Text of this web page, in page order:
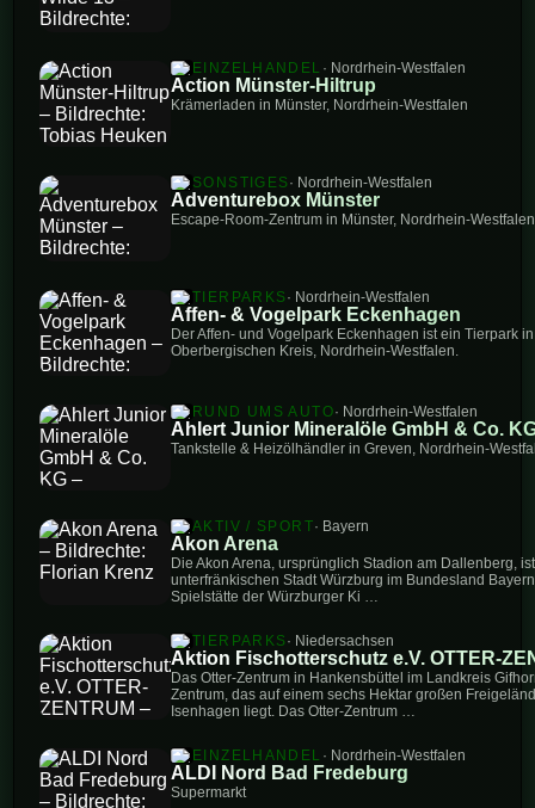
EINZELHANDEL · Nordrhein-Westfalen
Action Münster-Hiltrup
Krämerladen in Münster, Nordrhein-Westfalen
SONSTIGES· Nordrhein-Westfalen
Adventurebox Münster
Escape-Room-Zentrum in Münster, Nordrhein-Westfalen
TIERPARKS· Nordrhein-Westfalen
Affen- & Vogelpark Eckenhagen
Der Affen- und Vogelpark Eckenhagen ist ein Tierpark
Oberbergischen Kreis, Nordrhein-Westfalen.
RUND UMS AUTO· Nordrhein-Westfalen
Ahlert Junior Mineralöle GmbH & Co.
Tankstelle & Heizölhändler in Greven, Nordrhein-
AKTIV / SPORT· Bayern
Akon Arena
Die Akon Arena, ursprünglich Stadion am Dallenberg,
unterfränkischen Stadt Würzburg im Bundesland
Spielstätte der Würzburger Ki …
TIERPARKS· Niedersachsen
Aktion Fischotterschutz e.V. OTTER-
Das Otter-Zentrum in Hankensbüttel im Landkreis
Zentrum, das auf einem sechs Hektar großen
Isenhagen liegt. Das Otter-Zentrum …
EINZELHANDEL · Nordrhein-Westfalen
ALDI Nord Bad Fredeburg
Supermarkt